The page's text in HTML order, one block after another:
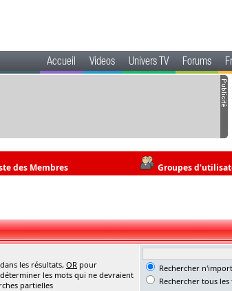
Accueil Videos Univers TV Forums
des Membres Groupes
les résultats, OR pour
les mots qui ne devraient
partielles
Rechercher
Rechercher tous les